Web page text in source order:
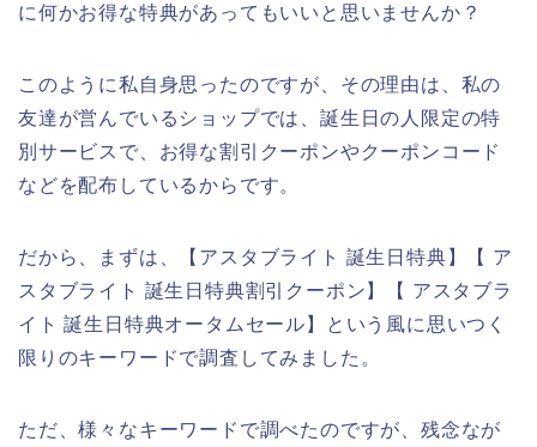
に何かお得な特典があってもいいと思いませんか？
このように私自身思ったのですが、その理由は、私の
友達が営んでいるショップでは、誕生日の人限定の特
別サービスで、お得な割引クーポンやクーポンコード
などを配布しているからです。
だから、まずは、【アスタブライト 誕生日特典】【 ア
スタブライト 誕生日特典割引クーポン】【 アスタブラ
イト 誕生日特典オータムセール】という風に思いつく
限りのキーワードで調査してみました。
ただ、様々なキーワードで調べたのですが、残念なが